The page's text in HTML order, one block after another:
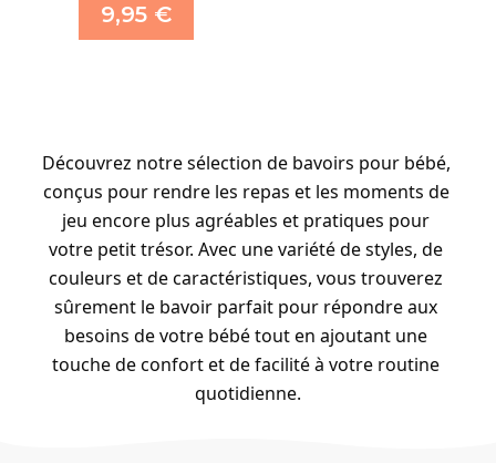
9,95 €
Découvrez notre sélection de bavoirs pour bébé,
conçus pour rendre les repas et les moments de
jeu encore plus agréables et pratiques pour
votre petit trésor. Avec une variété de styles, de
couleurs et de caractéristiques, vous trouverez
sûrement le bavoir parfait pour répondre aux
besoins de votre bébé tout en ajoutant une
touche de confort et de facilité à votre routine
quotidienne.